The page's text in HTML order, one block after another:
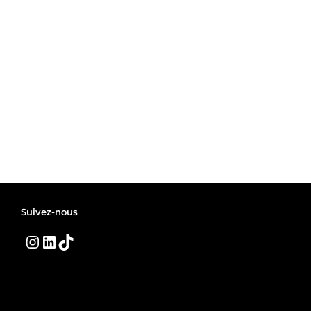
Suivez-nous
Instagram
LinkedIn
TikTok